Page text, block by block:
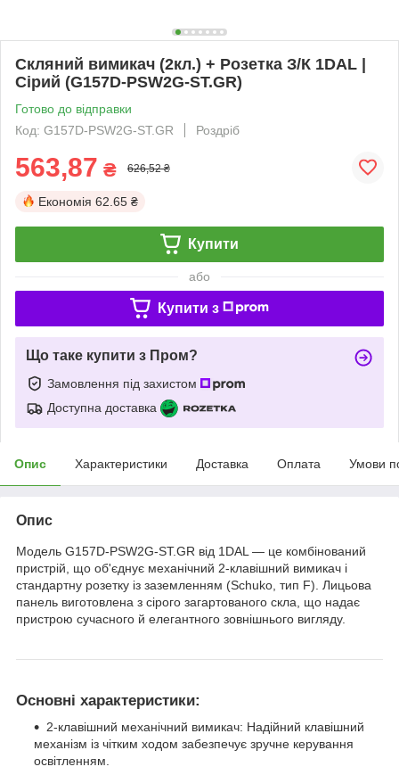
Скляний вимикач (2кл.) + Розетка З/К 1DAL |
Сірий (G157D-PSW2G-ST.GR)
Готово до відправки
Код: G157D-PSW2G-ST.GR
Роздріб
563,87 ₴ 626,52 ₴
Економія 62.65 ₴
Купити
або
Купити з
Що таке купити з Пром?
Замовлення під захистом
Доступна доставка
Опис Характеристики Доставка Оплата Умови
Опис
Модель G157D-PSW2G-ST.GR від 1DAL — це комбінований
пристрій, що об'єднує механічний 2-клавішний вимикач і
стандартну розетку із заземленням (Schuko, тип F). Лицьова
панель виготовлена з сірого загартованого скла, що надає
пристрою сучасного й елегантного зовнішнього вигляду.
Основні характеристики:
2-клавішний механічний вимикач: Надійний клавішний
механізм із чітким ходом забезпечує зручне керування
освітленням.